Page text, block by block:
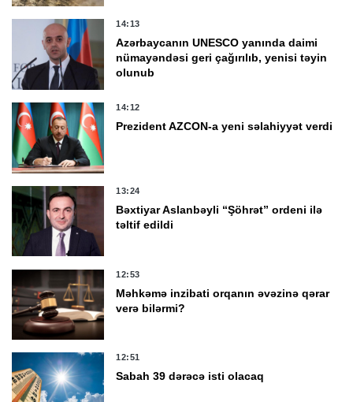
14:13
Azərbaycanın UNESCO yanında daimi
nümayəndəsi geri çağırılıb, yenisi təyin
olunub
14:12
Prezident AZCON-a yeni səlahiyyət verdi
13:24
Bəxtiyar Aslanbəyli “Şöhrət” ordeni ilə
təltif edildi
12:53
Məhkəmə inzibati orqanın əvəzinə qərar
verə bilərmi?
12:51
Sabah 39 dərəcə isti olacaq